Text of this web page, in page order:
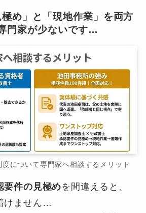
極め」と「現地作業」を両方
門家が少ないです…
について専門家へ相談するメリット
要件の見極めを間違えると、
けません…